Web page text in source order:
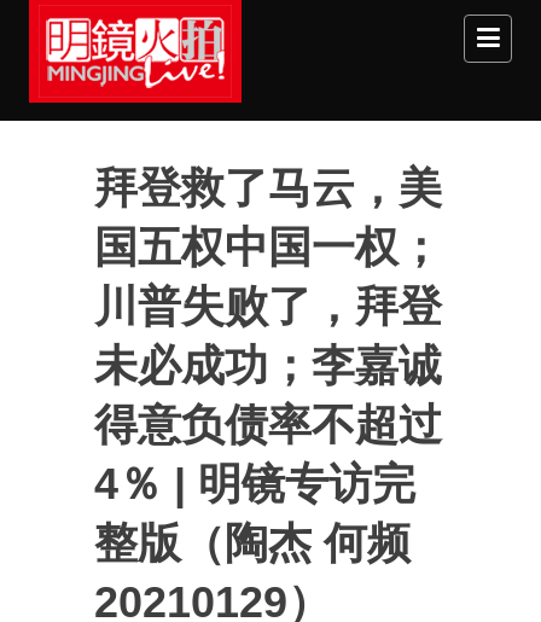
Skip to main content
拜登救了马云，美
国五权中国一权；
川普失败了，拜登
未必成功；李嘉诚
得意负债率不超过
4％ | 明镜专访完
整版（陶杰 何频
20210129）